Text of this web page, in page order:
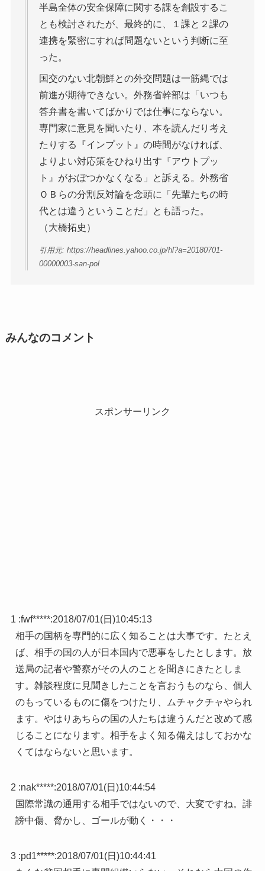
半島全体の安全保障に関する課を創設するこ
とも検討されたが、最終的に、１課と２課の
連携を緊密にすれば問題ないという判断に至
った。
国交のない北朝鮮との外交問題は一筋縄では
前進が期待できない。外務省幹部は「いつも
答弁書を書いてばかりでは仕事にならない。
専門家に意見を聞いたり、本を読んだり考え
たりする『インプット』の時間がなければ、
よりよい対応策をひねり出す『アウトプッ
ト』がおぼつかなくなる」と訴える。外務省
ＯＢらの分割反対論を念頭に「先輩たちの時
代とは違うということだ」とも語った。
（大橋拓史）
引用元: https://headlines.yahoo.co.jp/hl?a=20180701-
00000003-san-pol
みんなのコメント
スポンサーリンク
1 :fwf*****:2018/07/01(日)10:45:13
相手の国柄を専門的に広く知ることは大事です。たとえ
ば、相手の国の人が日本国内で悪事をしたとします。放
送局の記者や警察がその人のことを聞きにきたとしま
す。雑談程度に見聞きしたことを言おうものなら、個人
のもっているものに傷をつけたり、ムチャクチャやられ
ます。やはりあちらの国の人たちは違うんだと改めて感
じることになります。相手をよく知る備えはしておかな
くてはならないと思います。
2 :nak*****:2018/07/01(日)10:44:54
国際常識の通用する相手ではないので、大変ですね。誹
謗中傷、脅かし、ゴールが動く・・・
3 :pd1*****:2018/07/01(日)10:44:41